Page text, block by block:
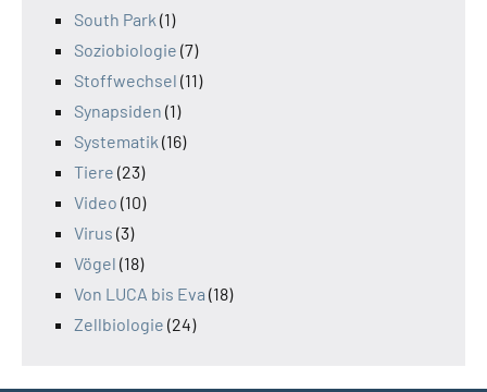
South Park (1)
Soziobiologie (7)
Stoffwechsel (11)
Synapsiden (1)
Systematik (16)
Tiere (23)
Video (10)
Virus (3)
Vögel (18)
Von LUCA bis Eva (18)
Zellbiologie (24)